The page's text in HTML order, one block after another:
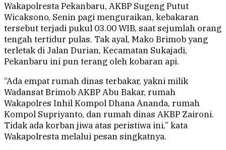
Wakapolresta Pekanbaru, AKBP Sugeng Putut
Wicaksono, Senin pagi menguraikan, kebakaran
tersebut terjadi pukul 03.00 WIB, saat sejumlah orang
tengah tertidur pulas. Tak ayal, Mako Brimob yang
terletak di Jalan Durian, Kecamatan Sukajadi,
Pekanbaru ini pun terang oleh kobaran api.
“Ada empat rumah dinas terbakar, yakni milik
Wadansat Brimob AKBP Abu Bakar, rumah
Wakapolres Inhil Kompol Dhana Ananda, rumah
Kompol Supriyanto, dan rumah dinas AKBP Zaironi.
Tidak ada korban jiwa atas peristiwa ini,” kata
Wakapolresta melalui pesan singkatnya.